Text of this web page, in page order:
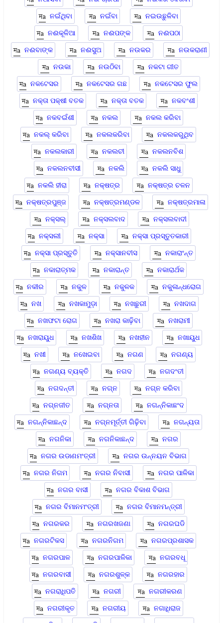
ନଇଁଥିବା
ନଇଁବା
ନଇଉଛୁଳିବା
ନଈକୂଳିଆ
ନଈପଙ୍କ
ନଈପଠା
ନଈବାଙ୍କ
ନଈସୁଅ ନଉକର
ନଉକରାଣୀ
ନଉକା
ନଉଠିବା
ନକଟା ଗୀତ
ନକଟେସର
ନକଟେସର ଗଛ
ନକଟେସର ଫୁଲ
ନକ୍ତା ପକ୍ଷୀ ବତକ
ନକ୍ତା ବତକ
ନକବଂଶୀ
ନକବଇଁଶୀ
ନକଲ
ନକଲ କରିବା
ନକଲ୍ କରିବା
ନକଲକରିବା
ନକଲକରୁଥିବ
ନକଲକାରୀ
ନକଲଚୀ
ନକଲନବିଶ
ନକଲନବୀସୀ
ନକଲି
ନକଲି ସାଧୁ
ନକଲି ହୀରା
ନକ୍ଷତ୍ର
ନକ୍ଷତ୍ର ଚଳନ
ନକ୍ଷତ୍ରପୁଞ୍ଜ
ନକ୍ଷତ୍ରମଣ୍ଡଳ
ନକ୍ଷତ୍ରମାଳା
ନକ୍ସଲ୍
ନକ୍ସଲବାଦ
ନକ୍ସଲବାଦୀ
ନକ୍ସଲୀ
ନକ୍‌ସା
ନକ୍ସା ପ୍ରସ୍ତୁତକାରୀ
ନକ୍ସା ପ୍ରସ୍ତୁତି
ନକ୍ସାନବୀସ
ନକାରାଂନ୍ତ
ନକାରାତ୍ମକ
ନକାରାନ୍ତ
ନକାରାର୍ଥକ
ନକୀର
ନକୁଳ ନକୁଳକ
ନକୁଳାନ୍ଧରୋଗ
ନଖ
ନଖକାମୁଡ଼ା ନଖଛୁରୀ
ନଖଦାଗ
ନଖଫଟା ରୋଗ
ନଖରା କାଢ଼ିବା
ନଖରାମୀ
ନଖରାୟୁଧ
ନଖଶିଖ ନଖହୀନ
ନଖାୟୁଧ
ନଖୀ
ନଖେଇବା ନଗଣ
ନଗଣ୍ୟ
ନଗଣ୍ୟ ବ୍ୟକ୍ତି
ନଗଦ
ନଗଦଂତୀ
ନଗଦନ୍ତୀ
ନଗ୍ନ
ନଗ୍ନ କରିବା
ନଗ୍ନଜୀତ
ନଗ୍ନତା
ନଗନ୍ନିକାଛଂଦ
ନଗନ୍ନିକାଛନ୍ଦ
ନଗ୍ନମୂର୍ତ୍ତୀ ଗିଢ଼ିବା
ନଗନ୍ୟତା
ନଗନିକା
ନଗନିକାଛନ୍ଦ
ନଗର
ନଗର ଉଡାଣମଂତ୍ରୀ
ନଗର ଉନ୍ନୟନ ବିଭାଗ
ନଗର ନିଗମ
ନଗର ନିବାସୀ
ନଗର ପାଳିକା
ନଗର ବାସୀ
ନଗର ବିକାଶ ବିଭାଗ
ନଗର ବିମାନମଂତ୍ରୀ
ନଗର ବିମାନମନ୍ତ୍ରୀ
ନଗରକର
ନଗରଖଜଣା
ନଗରଘଡି
ନଗରଟିକସ
ନଗରନିଗମ
ନଗରପ୍ରଶାସକ
ନଗରପାଳ
ନଗରପାଳିକା
ନଗରବଧୂ
ନଗରବାସୀ
ନଗରଶୁଳ୍କ
ନଗରହାର
ନଗରାଧିପତି
ନଗରୀ
ନଗରୀକରଣ
ନଗରୀକୃତ
ନଗରୀୟ
ନଗାଧିରାଜ